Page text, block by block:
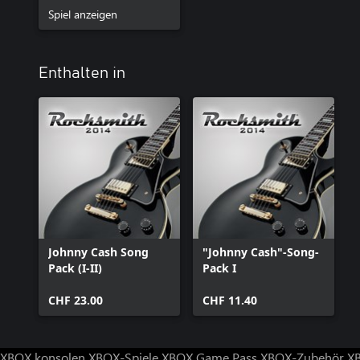
Spiel anzeigen
Enthalten in
Johnny Cash Song
Pack (I-II)
CHF 23.00
"Johnny Cash"-Song-
Pack I
CHF 11.40